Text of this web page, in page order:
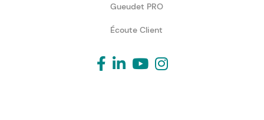
Gueudet PRO
Écoute Client